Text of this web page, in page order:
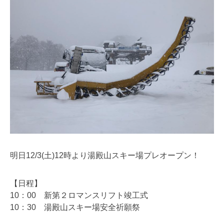
明日12/3(土)12時より湯殿山スキー場プレオープン！
【日程】
10：00 新第２ロマンスリフト竣工式
10：30 湯殿山スキー場安全祈願祭